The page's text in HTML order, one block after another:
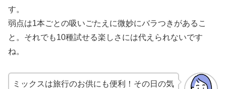
す。
弱点は1本ごとの吸いごたえに微妙にバラつきがあるこ
と。それでも10種試せる楽しさには代えられないです
ね。
ミックスは旅行のお供にも便利！その日の気